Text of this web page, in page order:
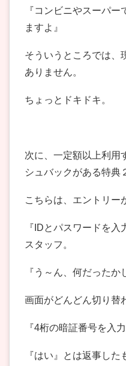
『コンビニやスーパー
ますよ』
そういうところでは、
ありません。
ちょっとドキドキ。
次に、一定額以上利用
シュバックがある特典
こちらは、エントリー
『IDとパスワードを
スタッフ。
『う～ん、何だったか
画面がどんどん切り替
『4桁の暗証番号を入
『はい』とは返事し